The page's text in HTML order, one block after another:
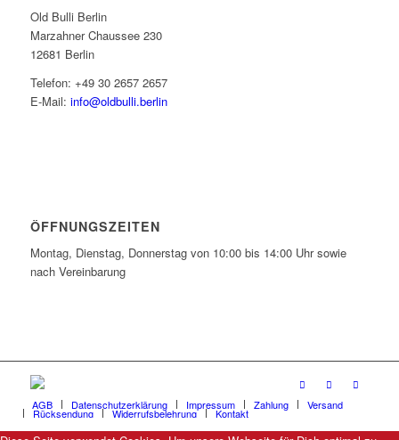
Old Bulli Berlin
Marzahner Chaussee 230
12681 Berlin
Telefon: +49 30 2657 2657
E-Mail: info@oldbulli.berlin
ÖFFNUNGSZEITEN
Montag, Dienstag, Donnerstag von 10:00 bis 14:00 Uhr sowie
nach Vereinbarung
AGB Datenschutzerklärung Impressum Zahlung Versand
Rücksendung Widerrufsbelehrung Kontakt